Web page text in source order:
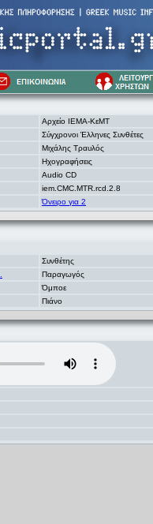
Αρχείο ΙΕΜΑ-ΚεΜΤ
Σύγχρονοι Έλληνες Συνθέτες
Μιχάλης Τραυλός
Ηχογραφήσεις
Audio CD
iem.CMC.MTR.rcd.2.8
Όνειρο για 2
Συνθέτης
Παραγωγός
Όμποε
Πιάνο